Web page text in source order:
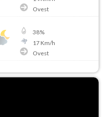
Ovest
38%
17Km/h
Ovest